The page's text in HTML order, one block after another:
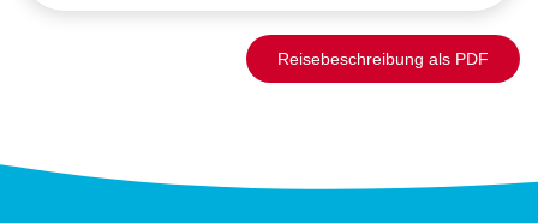
Reisebeschreibung als PDF